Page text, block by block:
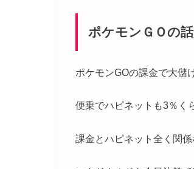
ポケモンＧＯの
ポケモンGOの課金で大儲
便乗でハピネットも3％く
課金とハピネット全く関